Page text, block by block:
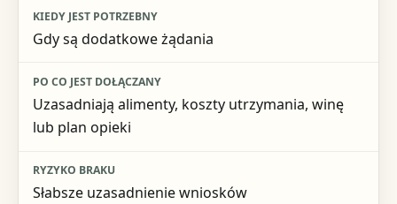
Gdy są dodatkowe żądania
Uzasadniają alimenty, koszty utrzymania, winę
lub plan opieki
Słabsze uzasadnienie wniosków